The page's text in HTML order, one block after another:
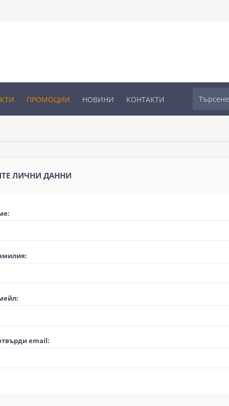
ПРОМОЦИИ НОВИНИ КОНТАКТИ
ЛИЧНИ ДАННИ
email: